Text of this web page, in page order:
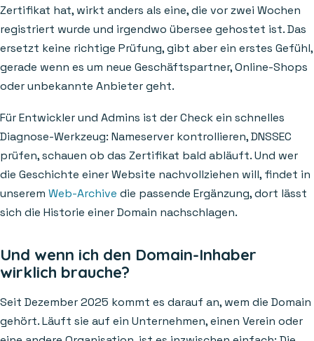
Zertifikat hat, wirkt anders als eine, die vor zwei Wochen
registriert wurde und irgendwo übersee gehostet ist. Das
ersetzt keine richtige Prüfung, gibt aber ein erstes Gefühl,
gerade wenn es um neue Geschäftspartner, Online-Shops
oder unbekannte Anbieter geht.
Für Entwickler und Admins ist der Check ein schnelles
Diagnose-Werkzeug: Nameserver kontrollieren, DNSSEC
prüfen, schauen ob das Zertifikat bald abläuft. Und wer
die Geschichte einer Website nachvollziehen will, findet in
unserem Web-Archive die passende Ergänzung, dort lässt
sich die Historie einer Domain nachschlagen.
Und wenn ich den Domain-Inhaber
wirklich brauche?
Seit Dezember 2025 kommt es darauf an, wem die Domain
gehört. Läuft sie auf ein Unternehmen, einen Verein oder